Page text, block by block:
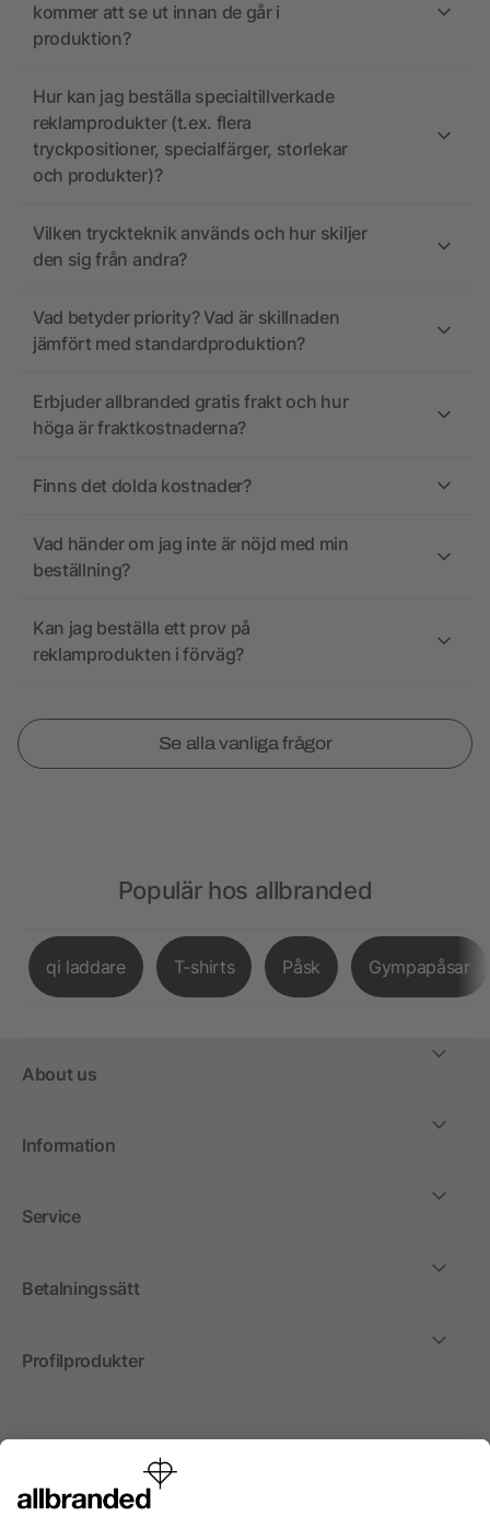
kommer att se ut innan de går i
produktion?
Hur kan jag beställa specialtillverkade
reklamprodukter (t.ex. flera
tryckpositioner, specialfärger, storlekar
och produkter)?
Vilken tryckteknik används och hur skiljer
den sig från andra?
Vad betyder priority? Vad är skillnaden
jämfört med standardproduktion?
Erbjuder allbranded gratis frakt och hur
höga är fraktkostnaderna?
Finns det dolda kostnader?
Vad händer om jag inte är nöjd med min
beställning?
Kan jag beställa ett prov på
reklamprodukten i förväg?
Se alla vanliga frågor
Populär hos allbranded
qi laddare T-shirts Påsk Gympapåsar
About us
Information
Service
Betalningssätt
Profilprodukter
Internationellt